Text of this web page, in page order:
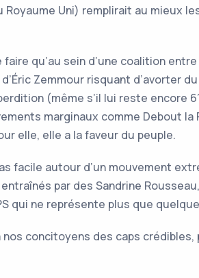
Royaume Uni) remplirait au mieux
qu’au sein d’une coalition
Zemmour risquant d’avorter
(même s’il lui reste encore
marginaux comme Debout la
elle, elle a la faveur du peuple.
facile autour d’un mouvement
par des Sandrine
qui ne représente plus que
concitoyens des caps